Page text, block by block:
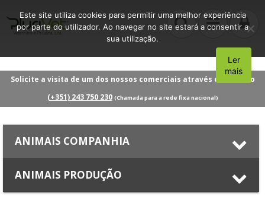
Solicite a visita de um dos nossos comerciais através do número
(+351) 243 750 230 (Chamada para a rede fixa nacional)
ANIMAIS COMPANHIA
ANIMAIS PRODUÇÃO
Este site utiliza cookies para permitir uma melhor experiência
por parte do utilizador. Ao navegar no site estará a consentir a
sua utilização.
Aceito
Ler
mais